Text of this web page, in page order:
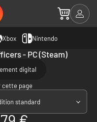
Xbox Nintendo
- PC (Steam)
digital
cette page
standard